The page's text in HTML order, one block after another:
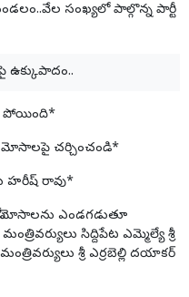
సంఖ్యలో పాల్గొన్న పార్టీ
ఉక్కుపాదం..
పోయింది*
మోసాలపై చర్చించండి*
హరీష్ రావు*
మోసాలను ఎండగడుతూ
సిద్దిపేట ఎమ్మెల్యే శ్రీ
శ్రీ ఎర్రబెల్లి దయాకర్